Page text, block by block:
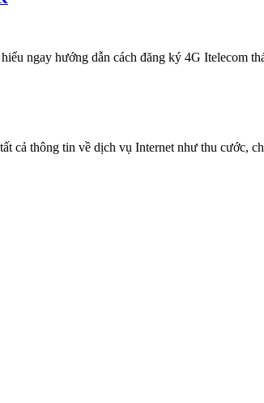
ngay hướng dẫn cách đăng ký 4G Itelecom
cả thông tin về dịch vụ Internet như thu cước,